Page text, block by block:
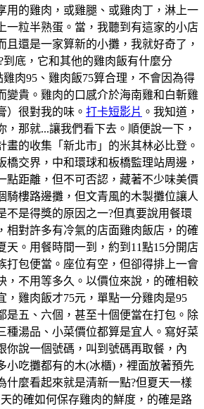
用的雞肉，或雞腿、或雞肉丁，淋上一
一粒半熟蛋。當，我聽到有這家的小店
且還是一家算新的小攤，我就好奇了，
到底，它和其他的雞肉飯有什麼分
肉95、雞肉飯75算合理，不會因為得
變貴。雞肉的口感介於海南雞和白斬雞
）很對我的味。 打卡短影片 。我知道，
，那就...讓我們看下去。順便說一下，
畫的收集「新北市」的米其林必比登。
橋交界，中和環球和板橋監理站周邊，
點距離，但不可否認，藏著不少味美價
騎樓路邊攤，但文青風的木製攤位讓人
不是得獎的原因之一?但真要說用餐環
相對許多有冷氣的店面雞肉飯店，的確
天。用餐時間一到，約到11點15分開店
打包便當。座位有空，但卻得排上一會
，不用等多久。以價位來說，的確相較
，雞肉飯才75元，單點一分雞肉是95
是五、六個，甚至十個便當在打包。除
種湯品、小菜價位都算是宜人。寫好菜
你說一個號碼，叫到號碼再取餐，內
小吃攤都有的木(冰櫃)，裡面放著預先
什麼看起來就是清新一點?但夏天一樣
的確如何保存雞肉的鮮度，的確是路